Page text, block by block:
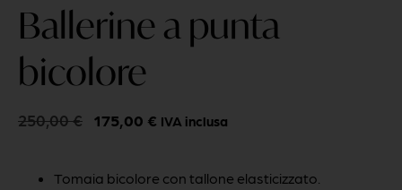
Ballerine a punta
bicolore
250,00€ 175,00 € IVA inclusa
Tomaia bicolore con tallone elasticizzato.